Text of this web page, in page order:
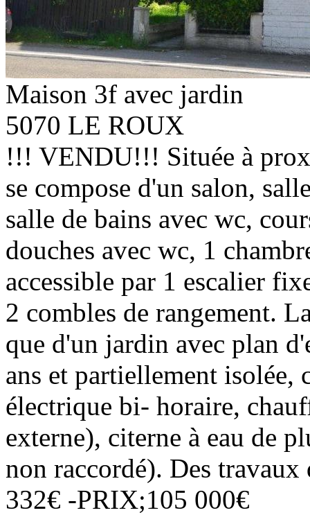
Maison 3f avec jardin
5070 LE ROUX
!!! VENDU!!! Située à
se compose d'un salon,
salle de bains avec wc,
douches avec wc, 1
accessible par 1 escalier
2 combles de rangement.
que d'un jardin avec plan
ans et partiellement isolée,
électrique bi- horaire,
externe), citerne à eau de
non raccordé). Des
332€ -PRIX;105 000€